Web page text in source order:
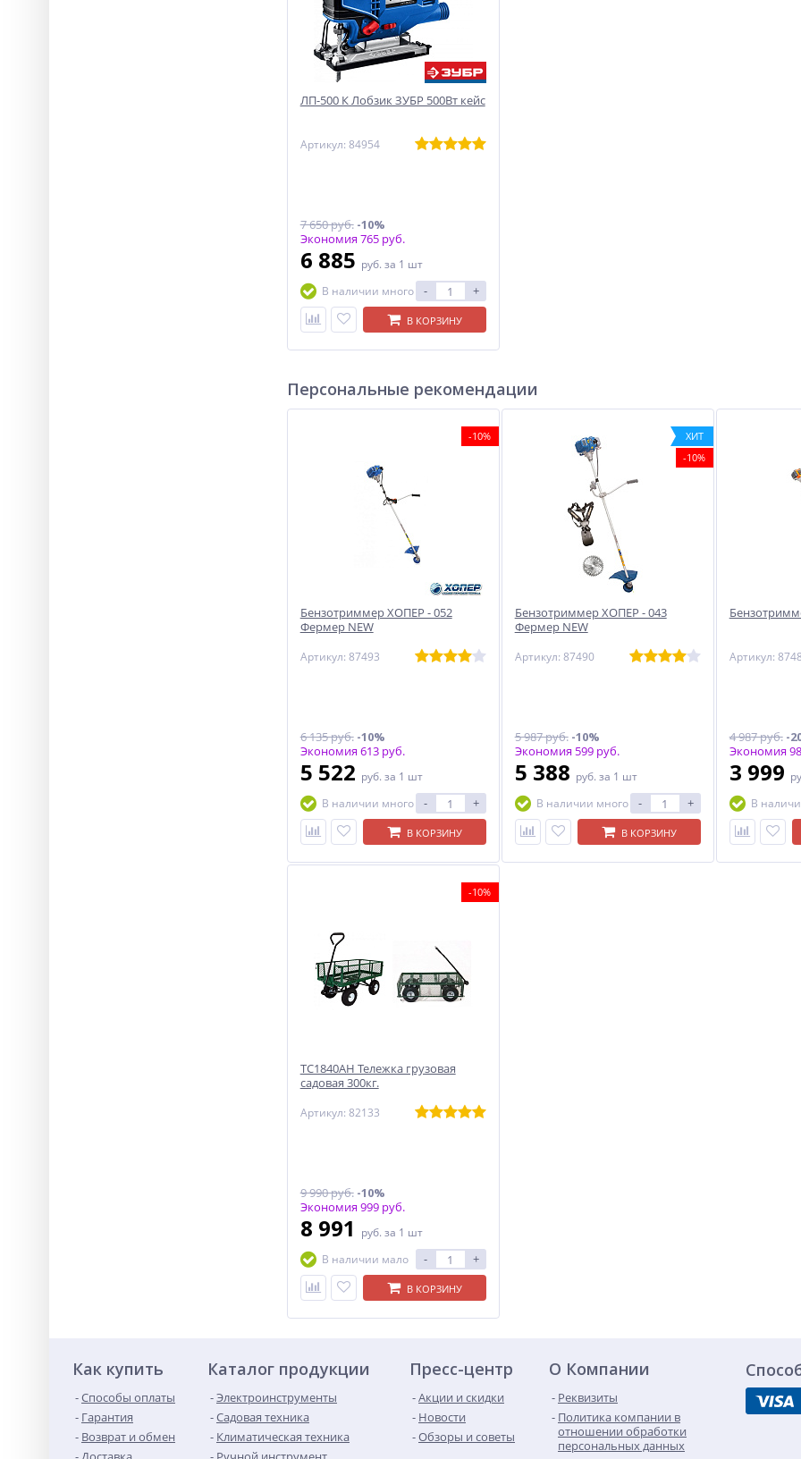
ЛП-500 К Лобзик ЗУБР 500Вт кейс
Артикул: 84954
7 650 руб.-10%
Экономия 765 руб.
6 885 руб. за 1 шт
В наличии много
- +
В КОРЗИНУ
Персональные рекомендации
-10%
Бензотриммер ХОПЕР - 052
Фермер NEW
Артикул: 87493
6 135 руб.-10%
Экономия 613 руб.
5 522 руб. за 1 шт
В наличии много
- +
В КОРЗИНУ
ХИТ
-10%
Бензотриммер ХОПЕР - 043
Фермер NEW
Артикул: 87490
5 987 руб.-10%
Экономия 599 руб.
5 388 руб. за 1 шт
В наличии много
- +
В КОРЗИНУ
Артикул:
4 987 руб.-
Экономия
3 999
В
-10%
ТС1840АН Тележка грузовая
садовая 300кг.
Артикул: 82133
9 990 руб.-10%
Экономия 999 руб.
8 991 руб. за 1 шт
В наличии мало
- +
В КОРЗИНУ
Как купить
Способы оплаты
Гарантия
Возврат и обмен
Каталог продукции
Электроинструменты
Садовая техника
Климатическая техника
Пресс-центр
Акции и скидки
Новости
Обзоры и советы
О Компании
Реквизиты
Политика компании в
отношении обработки
персональных данных